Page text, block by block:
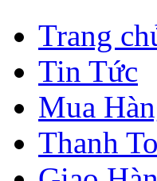
Trang
Tin Tức
Mua
Thanh